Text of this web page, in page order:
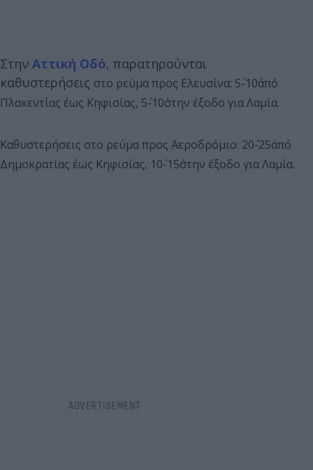
Στην Αττική Οδό, παρατηρούνται
καθυστερήσεις στο ρεύμα προς Ελευσίνα: 5΄-10΄από
Πλακεντίας έως Κηφισίας, 5΄-10΄στην έξοδο για Λαμία.
Καθυστερήσεις στο ρεύμα προς Αεροδρόμιο: 20΄-25΄από
Δημοκρατίας έως Κηφισίας, 10΄-15΄στην έξοδο για Λαμία.